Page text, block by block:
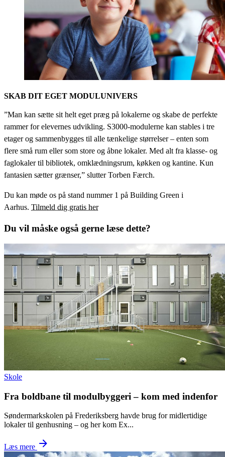
SKAB DIT EGET MODULUNIVERS
”Man kan sætte sit helt eget præg på lokalerne og skabe de perfekte
rammer for elevernes udvikling. S3000-modulerne kan stables i tre
etager og sammenbygges til alle tænkelige størrelser – enten som
flere små rum eller som store og åbne lokaler. Med alt fra klasse- og
faglokaler til bibliotek, omklædningsrum, køkken og kantine. Kun
fantasien sætter grænser,” slutter Torben Færch.
Du kan møde os på stand nummer 1 på Building Green i
Aarhus. Tilmeld dig gratis her
Du vil måske også gerne læse dette?
skole
Fra boldbane til modulbyggeri – kom med indenfor
Søndermarkskolen på Frederiksberg havde brug for midlertidige
lokaler til genhusning – og her kom Ex...
Læs mere